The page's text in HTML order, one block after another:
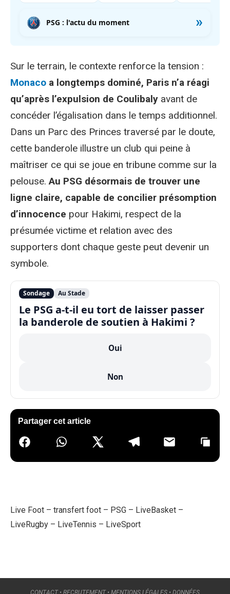
PSG : l'actu du moment »
Sur le terrain, le contexte renforce la tension :
Monaco a longtemps dominé, Paris n’a réagi
qu’après l’expulsion de Coulibaly avant de
concéder l’égalisation dans le temps additionnel.
Dans un Parc des Princes traversé par le doute,
cette banderole illustre un club qui peine à
maîtriser ce qui se joue en tribune comme sur la
pelouse.Au PSG désormais de trouver une
ligne claire, capable de concilier présomption
d’innocence pour Hakimi, respect de la
présumée victime et relation avec des
supporters dont chaque geste peut devenir un
symbole.
Sondage Au Stade
Le PSG a-t-il eu tort de laisser passer
la banderole de soutien à Hakimi ?
Oui
Non
Partager cet article
Live Foot – transfert foot – PSG – LiveBasket –
LiveRugby – LiveTennis – LiveSport
CONTACT• RECRUTEMENT• MENTIONS LÉGALES • DONNÉES